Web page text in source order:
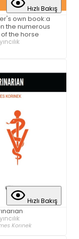
Hızlı Bakış
own book:a
the numerous
the horse
Hızlı Bakış
Korınek